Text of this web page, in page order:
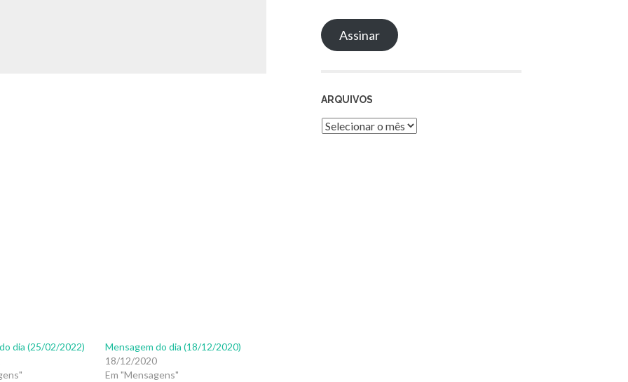
dia (25/02/2022)
Mensagem do dia (18/12/2020)
18/12/2020
Em "Mensagens"
e-
mailAssinar
ARQUIVOS
Arquivos